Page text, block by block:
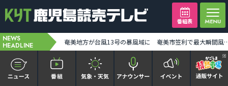
番組表
NEWS
HEADLINE 台風13号奄美地方の一部が暴風域に 7日朝から昼前にかけ奄美地方に最接近か 線状降水帯発生の恐れも [2026-08-07 00:00:00] 奄美地方が台風13号の暴風域に 奄美市笠利で最大瞬間風速